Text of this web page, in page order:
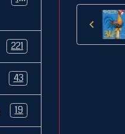
221
43
19